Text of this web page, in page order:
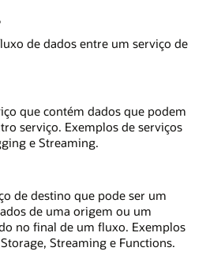
de dados entre um serviço de
que contém dados que podem
serviço. Exemplos de serviços
e Streaming.
de destino que pode ser um
de uma origem ou um
no final de um fluxo. Exemplos
Streaming e Functions.